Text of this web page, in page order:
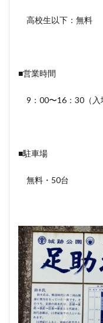
高校生以下：無料
■営業時間
9：00〜16：30（入
■駐車場
無料・50台